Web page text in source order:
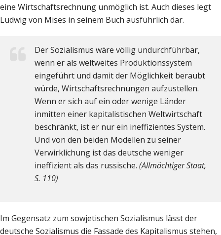
eine Wirtschaftsrechnung unmöglich ist. Auch dieses legt
Ludwig von Mises in seinem Buch ausführlich dar.
Der Sozialismus wäre völlig undurchführbar,
wenn er als weltweites Produktionssystem
eingeführt und damit der Möglichkeit beraubt
würde, Wirtschaftsrechnungen aufzustellen.
Wenn er sich auf ein oder wenige Länder
inmitten einer kapitalistischen Weltwirtschaft
beschränkt, ist er nur ein ineffizientes System.
Und von den beiden Modellen zu seiner
Verwirklichung ist das deutsche weniger
ineffizient als das russische. (Allmächtiger Staat,
S. 110)
Im Gegensatz zum sowjetischen Sozialismus lässt der
deutsche Sozialismus die Fassade des Kapitalismus stehen,